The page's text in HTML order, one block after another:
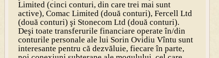
Limited (cinci conturi, din care trei mai sunt
active), Comac Limited (două conturi), Fercell Ltd
(două conturi) şi Stonecom Ltd (două conturi).
Deşi toate transferurile financiare operate în/din
conturile personale ale lui Sorin Ovidiu Vîntu sunt
interesante pentru că dezvăluie, fiecare în parte,